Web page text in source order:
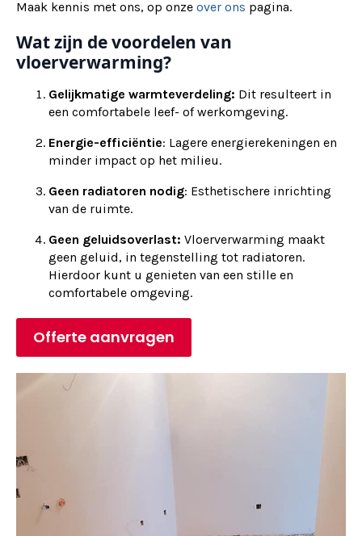
Maak kennis met ons, op onze over ons pagina.
Wat zijn de voordelen van
vloerverwarming?
Gelijkmatige warmteverdeling: Dit resulteert in
een comfortabele leef- of werkomgeving.
Energie-efficiëntie: Lagere energierekeningen en
minder impact op het milieu.
Geen radiatoren nodig: Esthetischere inrichting
van de ruimte.
Geen geluidsoverlast: Vloerverwarming maakt
geen geluid, in tegenstelling tot radiatoren.
Hierdoor kunt u genieten van een stille en
comfortabele omgeving.
Offerte aanvragen